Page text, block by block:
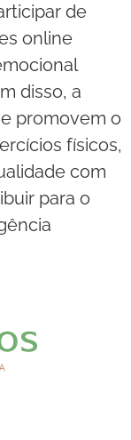
de
online
disso, a
promovem o
físicos,
com
para o